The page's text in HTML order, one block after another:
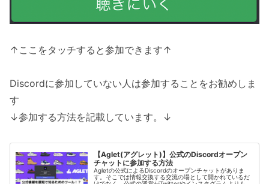
↑ここをタッチすると参加できます↑
Discordに参加していない人は参加することをお勧めしま
す
↓参加する方法を記載しています。↓
【Aglet(アグレット)】公式のDiscordオープン
チャットに参加する方法
Agletの公式によるDiscordのオープンチャットがありま
す。そこでは情報交換する交流の場として開かれているだ